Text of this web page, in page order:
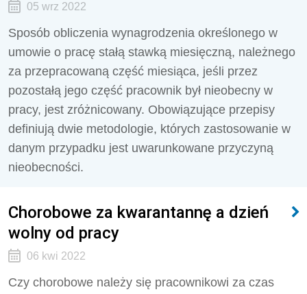
05 wrz 2022
Sposób obliczenia wynagrodzenia określonego w
umowie o pracę stałą stawką miesięczną, należnego
za przepracowaną część miesiąca, jeśli przez
pozostałą jego część pracownik był nieobecny w
pracy, jest zróżnicowany. Obowiązujące przepisy
definiują dwie metodologie, których zastosowanie w
danym przypadku jest uwarunkowane przyczyną
nieobecności.
Chorobowe za kwarantannę a dzień
wolny od pracy
06 kwi 2022
Czy chorobowe należy się pracownikowi za czas